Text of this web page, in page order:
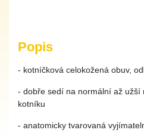
Popis
- kotníčková celokožená obuv,
- dobře sedí na normální až užší
kotníku
- anatomicky tvarovaná